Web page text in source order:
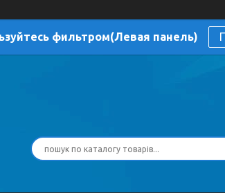
фильтром(Левая панель)